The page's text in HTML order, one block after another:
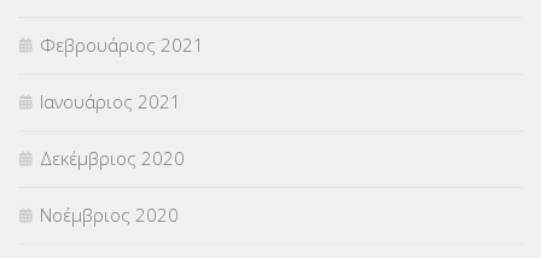
Φεβρουάριος 2021
Ιανουάριος 2021
Δεκέμβριος 2020
Νοέμβριος 2020